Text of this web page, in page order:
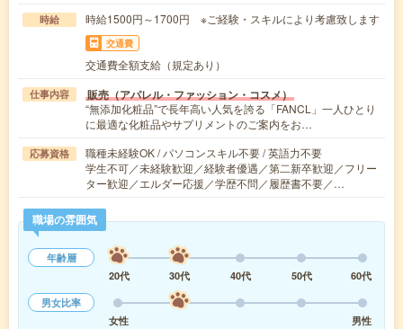
時給 時給1500円～1700円 ※ご経験・スキルにより考慮致します
交通費
交通費全額支給（規定あり）
仕事内容 販売（アパレル・ファッション・コスメ）
“無添加化粧品”で長年高い人気を誇る「FANCL」一人ひとり
に最適な化粧品やサプリメントのご案内をお…
応募資格
職種未経験OK / パソコンスキル不要 / 英語力不要
学生不可／未経験歓迎／経験者優遇／第二新卒歓迎／フリー
ター歓迎／エルダー応援／学歴不問／履歴書不要／…
職場の雰囲気
年齢層
20代
30代 40代 50代
60代
男女比率
女性
男性